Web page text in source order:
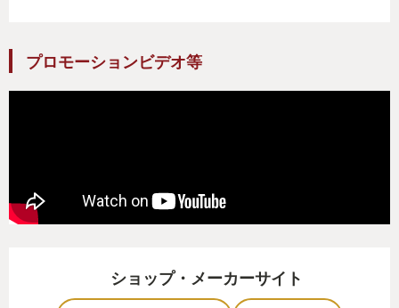
プロモーションビデオ等
ショップ・メーカーサイト